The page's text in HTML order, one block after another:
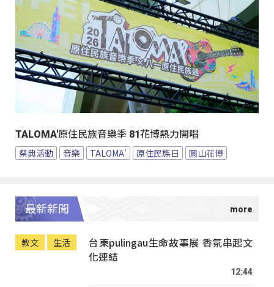
TALOMA'原住民族音樂季 81花博熱力開唱
祭典活動 音樂 TALOMA' 原住民族日 圓山花博
最新新聞
教文 生活
台東pulingau生命故事展 香氛串起文
化連結
12:44